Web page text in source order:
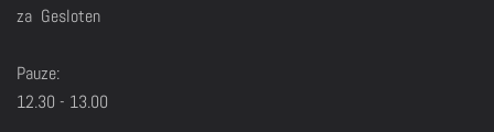
za Gesloten
Pauze:
12.30 - 13.00